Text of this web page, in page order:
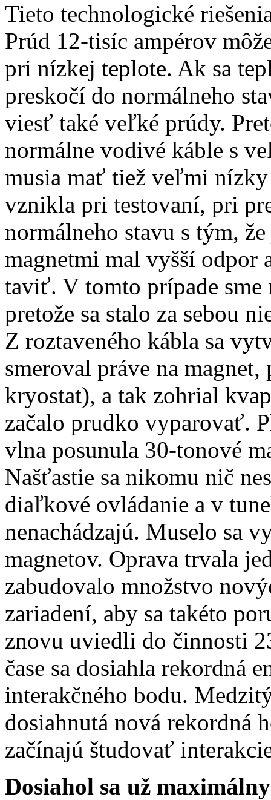
Tieto technologické
Prúd 12-tisíc ampérov
pri nízkej teplote. Ak sa
preskočí do normálneho
viesť také veľké prúdy.
normálne vodivé káble s
musia mať tiež veľmi nízky
vznikla pri testovaní, pri
normálneho stavu s tým,
magnetmi mal vyšší odpor
taviť. V tomto prípade
pretože sa stalo za sebou
Z roztaveného kábla sa
smeroval práve na
kryostat), a tak zohrial
začalo prudko vyparovať.
vlna posunula 30-tonové
Našťastie sa nikomu nič
diaľkové ovládanie a v
nenachádzajú. Muselo sa
magnetov. Oprava trvala
zabudovalo množstvo
zariadení, aby sa takéto
znovu uviedli do činnosti
čase sa dosiahla rekordná
interakčného bodu.
dosiahnutá nová rekordná
začínajú študovať
Dosiahol sa už